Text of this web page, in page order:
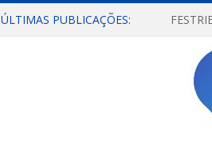
ÚLTIMAS PUBLICAÇÕES: